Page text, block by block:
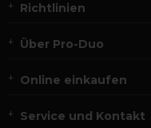
Richtlinien
Über Pro-Duo
Online einkaufen
Service und Kontakt